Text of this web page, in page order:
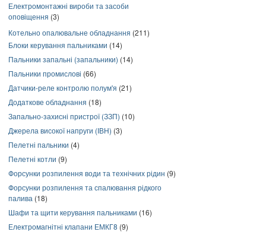
Електромонтажні вироби та засоби
оповіщення (3)
Котельно опалювальне обладнання (211)
Блоки керування пальниками (14)
Пальники запальні (запальники) (14)
Пальники промислові (66)
Датчики-реле контролю полум'я (21)
Додаткове обладнання (18)
Запально-захисні пристрої (ЗЗП) (10)
Джерела високої напруги (ІВН) (3)
Пелетні пальники (4)
Пелетні котли (9)
Форсунки розпилення води та технічних рідин (9)
Форсунки розпилення та спалювання рідкого
палива (18)
Шафи та щити керування пальниками (16)
Електромагнітні клапани ЕМКГ8 (9)